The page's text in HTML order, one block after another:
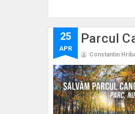
25
APR
Parcul
Constantin